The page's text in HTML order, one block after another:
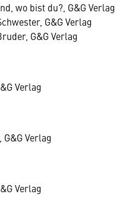
wo bist du?, G&G Verlag
G&G Verlag
G&G Verlag
Verlag
Verlag
Verlag